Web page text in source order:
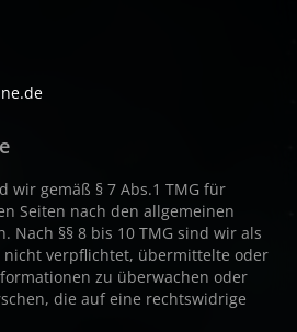
wir gemäß § 7 Abs.1 TMG für
Seiten nach den allgemeinen
Nach §§ 8 bis 10 TMG sind wir als
nicht verpflichtet, übermittelte oder
zu überwachen oder
die auf eine rechtswidrige